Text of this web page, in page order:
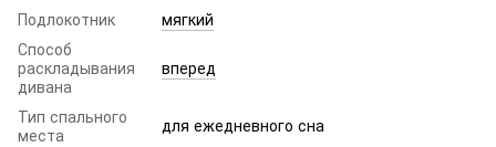
Подлокотник
мягкий
Способ
раскладывания
дивана
вперед
Тип спального
места
для ежедневного сна